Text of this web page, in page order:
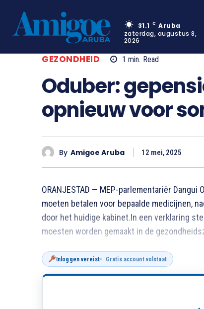
31.1 C Aruba
zaterdag, augustus 8,
2026
GEZONDHEID 1 min. Read
Oduber:
opnieuw voor
By Amigoe Aruba 12 mei, 2025
ORANJESTAD — MEP-parlementariër
moeten betalen voor bepaalde medicijnen,
door het huidige kabinet.In een verklaring
moesten worden gemaakt in de
Inloggen vereist Gratis account volstaat